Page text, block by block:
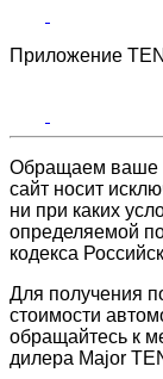
Приложение
Обращаем ваше
сайт носит
ни при каких
определяемой
кодекса
Для получения
стоимости
обращайтесь к
дилера Major